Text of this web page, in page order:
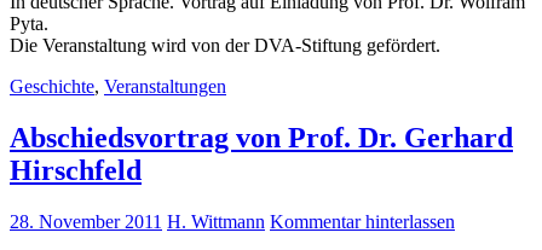
Pyta.
Die Veranstaltung wird von der DVA-Stiftung gefördert.
Geschichte, Veranstaltungen
Abschiedsvortrag von Prof. Dr. Gerhard
Hirschfeld
28. November 2011 H. Wittmann Kommentar hinterlassen